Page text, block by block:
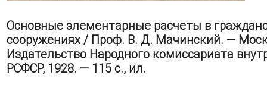
Основные элементарные расчеты в
сооружениях / Проф. В. Д. Мачинский. —
Издательство Народного комиссариата
РСФСР, 1928. — 115 с., ил.